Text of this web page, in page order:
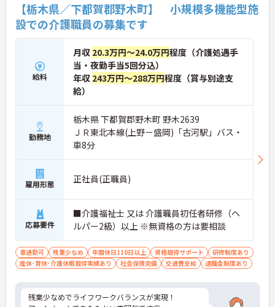
【栃木県／下都賀郡野木町】 小規模多機能型施
設での介護職員の募集です
給料
月収 20.3万円～24.0万円程度（介護処遇手
当・夜勤手当5回分込）
年収 243万円～288万円程度（賞与別途支
給）
勤務地
栃木県 下都賀郡野木町 野木2639
ＪＲ東北本線(上野－盛岡)「古河駅」バス・
車8分
雇用形態 正社員(正職員)
応募要件
■介護福祉士 又は 介護職員初任者研修（ヘ
ルパー2級）以上 ※無資格の方は要相談
車通勤可 残業少なめ 年間休日110日以上 資格取得サポート
研修制度あり
産休･育休･介護休暇取得実績あり
社会保険完備 交通費支給 退職金制度あり
残業少なめでライフワークバランスが実現！